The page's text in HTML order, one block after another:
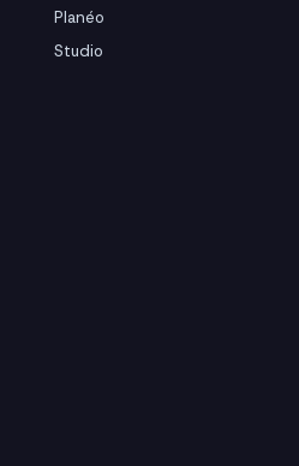
Planéo
Studio